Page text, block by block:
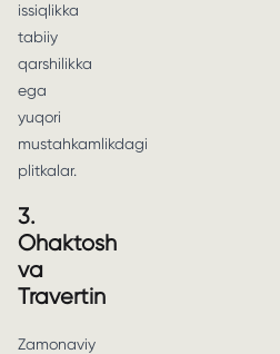
issiqlikka
tabiiy
qarshilikka
ega
yuqori
mustahkamlikdagi
plitkalar.
3.
Ohaktosh
va
Travertin
Zamonaviy